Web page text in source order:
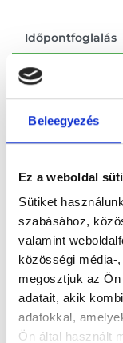
Beleegyezés
Ez a weboldal
Sütiket
szabásához,
valamint
közösségi média-
megosztjuk az
adatait, akik
adatokkal,
Ön által használt
Időpontfoglalás
Foglalj
Összes
Főoldal
Ultrahangos
Dr. Zsuppán